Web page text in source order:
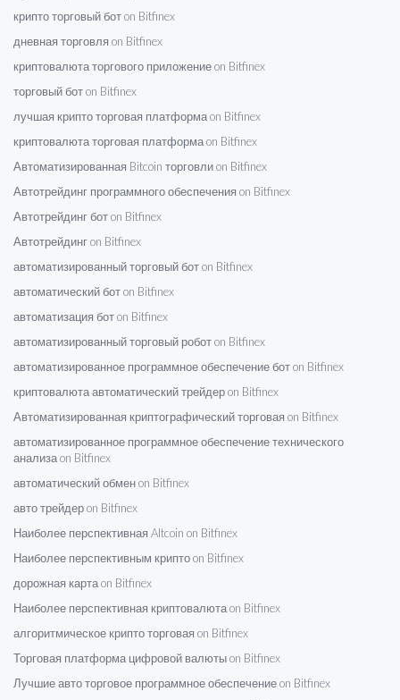
крипто торговый бот on Bitfinex
дневная торговля on Bitfinex
криптовалюта торгового приложение on Bitfinex
торговый бот on Bitfinex
лучшая крипто торговая платформа on Bitfinex
криптовалюта торговая платформа on Bitfinex
Автоматизированная Bitcoin торговли on Bitfinex
Автотрейдинг программного обеспечения on Bitfinex
Автотрейдинг бот on Bitfinex
Автотрейдинг on Bitfinex
автоматизированный торговый бот on Bitfinex
автоматический бот on Bitfinex
автоматизация бот on Bitfinex
автоматизированный торговый робот on Bitfinex
автоматизированное программное обеспечение бот on Bitfinex
криптовалюта автоматический трейдер on Bitfinex
Автоматизированная криптографический торговая on Bitfinex
автоматизированное программное обеспечение технического
анализа on Bitfinex
автоматический обмен on Bitfinex
авто трейдер on Bitfinex
Наиболее перспективная Altcoin on Bitfinex
Наиболее перспективным крипто on Bitfinex
дорожная карта on Bitfinex
Наиболее перспективная криптовалюта on Bitfinex
алгоритмическое крипто торговая on Bitfinex
Торговая платформа цифровой валюты on Bitfinex
Лучшие авто торговое программное обеспечение on Bitfinex